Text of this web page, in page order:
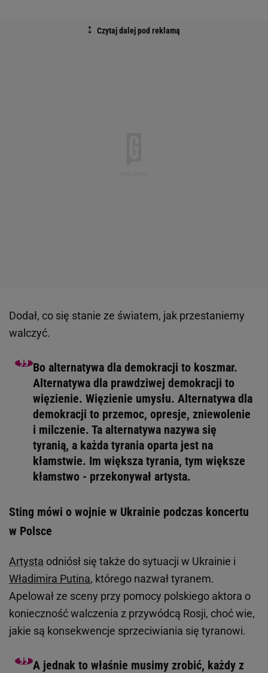
Dodał, co się stanie ze światem, jak przestaniemy
walczyć.
Bo alternatywa dla demokracji to koszmar.
Alternatywa dla prawdziwej demokracji to
więzienie. Więzienie umysłu. Alternatywa dla
demokracji to przemoc, opresje, zniewolenie
i milczenie. Ta alternatywa nazywa się
tyranią, a każda tyrania oparta jest na
kłamstwie. Im większa tyrania, tym większe
kłamstwo - przekonywał artysta.
Sting mówi o wojnie w Ukrainie podczas koncertu
w Polsce
Artysta odniósł się także do sytuacji w Ukrainie i
Władimira Putina, którego nazwał tyranem.
Apelował ze sceny przy pomocy polskiego aktora o
konieczność walczenia z przywódcą Rosji, choć wie,
jakie są konsekwencje sprzeciwiania się tyranowi.
A jednak to właśnie musimy zrobić, każdy z